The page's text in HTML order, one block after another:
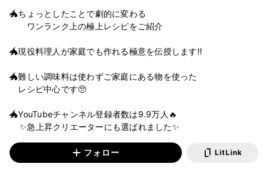
🐲ちょっとしたことで劇的に変わる
ワンランク上の極上レシピをご紹介
🐲現役料理人が家庭でも作れる極意を伝授します‼︎
🐲難しい調味料は使わずご家庭にある物を使った
レシピ中心です🥺
🐲YouTubeチャンネル登録者数は9.9万人🔥
    ✨急上昇クリエーターにも選ばれました✨
フォロー LitLink